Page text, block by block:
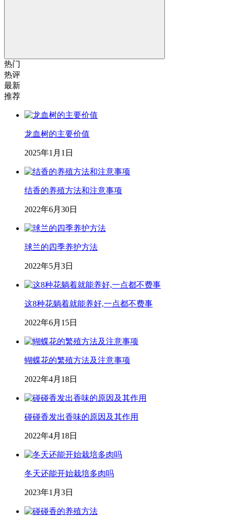
热门
热评
最新
推荐
龙血树的主要价值
2025年1月1日
结香的养殖方法和注意事项
2022年6月30日
球兰的四季养护方法
2022年5月3日
这8种花躺着就能养好,一点都不费事
2022年6月15日
蝴蝶花的繁殖方法及注意事项
2022年4月18日
碰碰香发出香味的原因及其作用
2022年4月18日
冬天还能开始栽培多肉吗
2023年1月3日